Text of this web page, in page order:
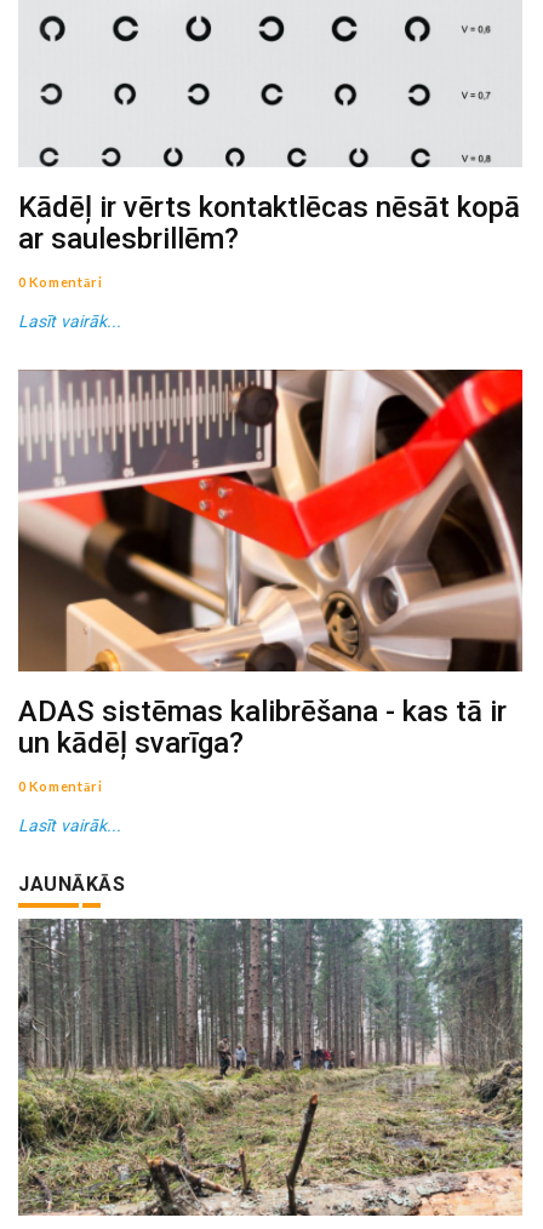
Kādēļ ir vērts kontaktlēcas nēsāt kopā
ar saulesbrillēm?
0 Komentāri
Lasīt vairāk...
ADAS sistēmas kalibrēšana - kas tā ir
un kādēļ svarīga?
0 Komentāri
Lasīt vairāk...
JAUNĀKĀS